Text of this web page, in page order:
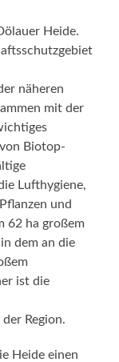
Heide.
näheren
mit der
Biotop-
Lufthygiene,
und
62 ha großem
dem an die
ist die
Region.
Heide einen